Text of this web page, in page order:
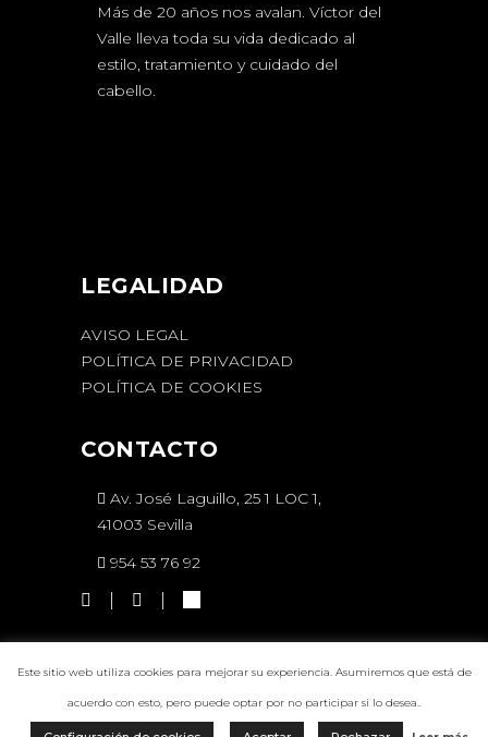
Más de 20 años nos avalan. Víctor del
Valle lleva toda su vida dedicado al
estilo, tratamiento y cuidado del
cabello.
LEGALIDAD
AVISO LEGAL
POLÍTICA DE PRIVACIDAD
POLÍTICA DE COOKIES
CONTACTO
Av. José Laguillo, 25 1 LOC 1,
41003 Sevilla
954 53 76 92
Este sitio web utiliza cookies para mejorar su experiencia. Asumiremos que está de
acuerdo con esto, pero puede optar por no participar si lo desea..